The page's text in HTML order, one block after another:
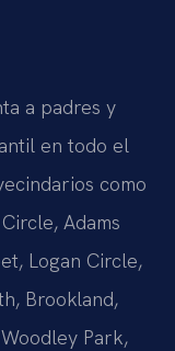
a padres y
en todo el
como
Adams
Logan Circle,
Brookland,
Park,